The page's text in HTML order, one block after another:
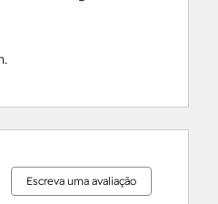
Onboarding
Training: Strategies
Escreva uma avaliação